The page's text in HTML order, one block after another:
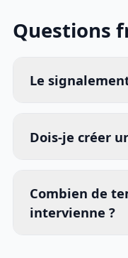
Questions
Le
Dois-je créer
Combien de
intervienne ?